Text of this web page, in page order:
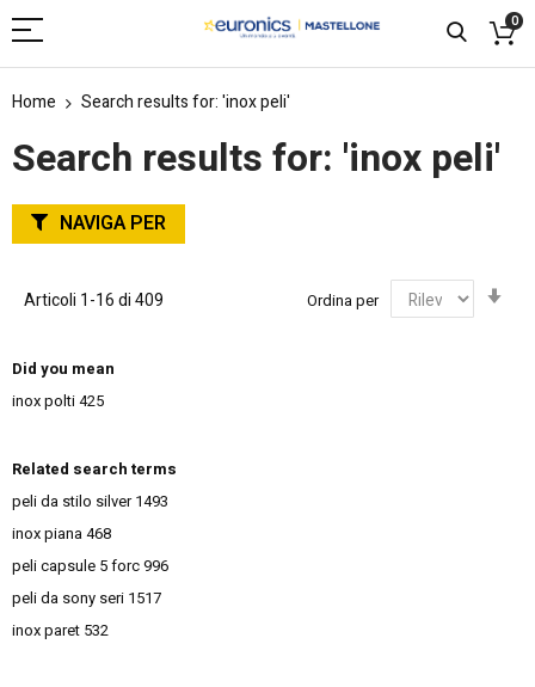
0
Home Search results for: 'inox peli'
Search results for: 'inox peli'
Articoli 1-16di409 Ordina per
Did you mean
inox polti425
Related search terms
peli da stilo silver 1493
inox piana468
peli capsule 5 forc996
peli da sony seri 1517
inox paret 532
NAVIGA PER